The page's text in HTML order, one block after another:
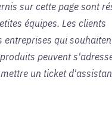
sur cette page sont
équipes. Les clients
entreprises qui
peuvent
un ticket